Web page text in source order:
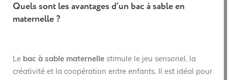
Quels sont les avantages d’un bac à sable en
maternelle ?
Le bac à sable maternelle stimule le jeu sensoriel, la
créativité et la coopération entre enfants. Il est idéal pour